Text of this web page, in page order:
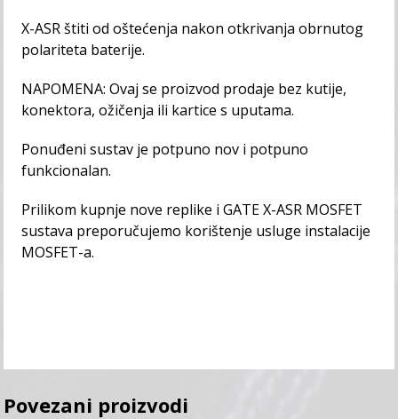
X-ASR štiti od oštećenja nakon otkrivanja obrnutog
polariteta baterije.
NAPOMENA: Ovaj se proizvod prodaje bez kutije,
konektora, ožičenja ili kartice s uputama.
Ponuđeni sustav je potpuno nov i potpuno
funkcionalan.
Prilikom kupnje nove replike i GATE X-ASR MOSFET
sustava preporučujemo korištenje usluge instalacije
MOSFET-a.
Povezani proizvodi